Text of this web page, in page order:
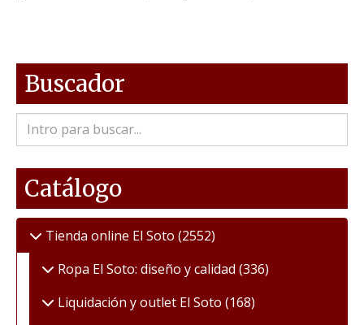
Buscador
Catálogo
Tienda online El Soto (2552)
Ropa El Soto: diseño y calidad (336)
Liquidación y outlet El Soto (168)